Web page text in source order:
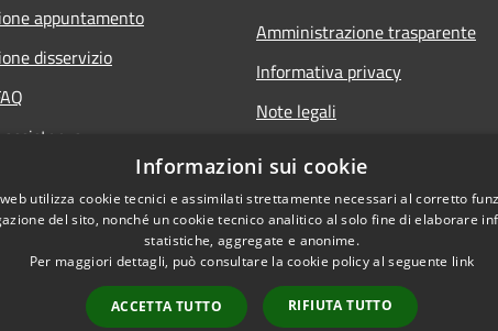
appuntamento
disservizio
Amministrazione trasparente
Informativa privacy
Note legali
Informazioni sui cookie
utilizza cookie tecnici e assimilati strettamente necessari al corretto
del sito, nonché un cookie tecnico analitico al solo fine di elaborare
statistiche, aggregate e anonime.
Per maggiori dettagli, può consultare la cookie policy al seguente link
ACCETTA TUTTO RIFIUTA TUTTO